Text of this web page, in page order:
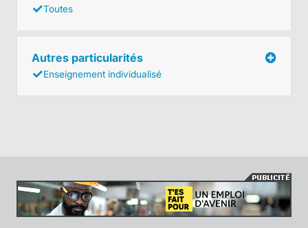
Toutes
Autres particularités
Enseignement individualisé